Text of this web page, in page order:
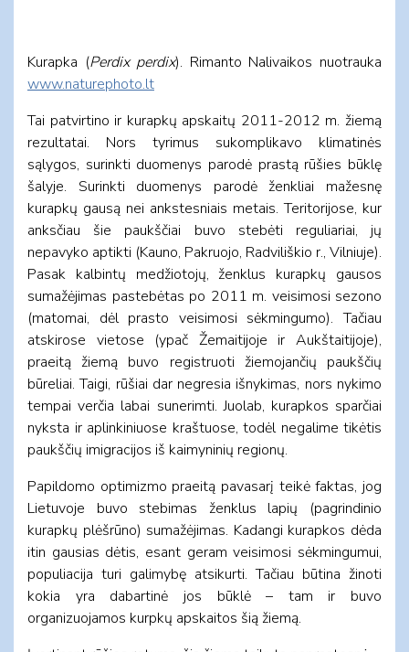
Kurapka (Perdix perdix). Rimanto Nalivaikos nuotrauka
www.naturephoto.lt
Tai patvirtino ir kurapkų apskaitų 2011-2012 m. žiemą
rezultatai. Nors tyrimus sukomplikavo klimatinės
sąlygos, surinkti duomenys parodė prastą rūšies būklę
šalyje. Surinkti duomenys parodė ženkliai mažesnę
kurapkų gausą nei ankstesniais metais. Teritorijose, kur
anksčiau šie paukščiai buvo stebėti reguliariai, jų
nepavyko aptikti (Kauno, Pakruojo, Radviliškio r., Vilniuje).
Pasak kalbintų medžiotojų, ženklus kurapkų gausos
sumažėjimas pastebėtas po 2011 m. veisimosi sezono
(matomai, dėl prasto veisimosi sėkmingumo). Tačiau
atskirose vietose (ypač Žemaitijoje ir Aukštaitijoje),
praeitą žiemą buvo registruoti žiemojančių paukščių
būreliai. Taigi, rūšiai dar negresia išnykimas, nors nykimo
tempai verčia labai sunerimti. Juolab, kurapkos sparčiai
nyksta ir aplinkiniuose kraštuose, todėl negalime tikėtis
paukščių imigracijos iš kaimyninių regionų.
Papildomo optimizmo praeitą pavasarį teikė faktas, jog
Lietuvoje buvo stebimas ženklus lapių (pagrindinio
kurapkų plėšrūno) sumažėjimas. Kadangi kurapkos dėda
itin gausias dėtis, esant geram veisimosi sėkmingumui,
populiacija turi galimybę atsikurti. Tačiau būtina žinoti
kokia yra dabartinė jos būklė – tam ir buvo
organizuojamos kurpkų apskaitos šią žiemą.